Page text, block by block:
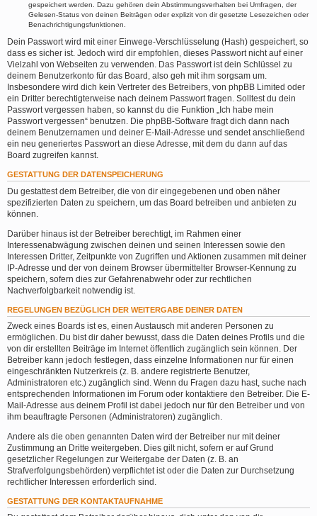
gespeichert werden. Dazu gehören dein Abstimmungsverhalten bei Umfragen, der
Gelesen-Status von deinen Beiträgen oder explizit von dir gesetzte Lesezeichen oder
Benachrichtigungsfunktionen.
Dein Passwort wird mit einer Einwege-Verschlüsselung (Hash) gespeichert, so
dass es sicher ist. Jedoch wird dir empfohlen, dieses Passwort nicht auf einer
Vielzahl von Webseiten zu verwenden. Das Passwort ist dein Schlüssel zu
deinem Benutzerkonto für das Board, also geh mit ihm sorgsam um.
Insbesondere wird dich kein Vertreter des Betreibers, von phpBB Limited oder
ein Dritter berechtigterweise nach deinem Passwort fragen. Solltest du dein
Passwort vergessen haben, so kannst du die Funktion „Ich habe mein
Passwort vergessen“ benutzen. Die phpBB-Software fragt dich dann nach
deinem Benutzernamen und deiner E-Mail-Adresse und sendet anschließend
ein neu generiertes Passwort an diese Adresse, mit dem du dann auf das
Board zugreifen kannst.
GESTATTUNG DER DATENSPEICHERUNG
Du gestattest dem Betreiber, die von dir eingegebenen und oben näher
spezifizierten Daten zu speichern, um das Board betreiben und anbieten zu
können.
Darüber hinaus ist der Betreiber berechtigt, im Rahmen einer
Interessenabwägung zwischen deinen und seinen Interessen sowie den
Interessen Dritter, Zeitpunkte von Zugriffen und Aktionen zusammen mit deiner
IP-Adresse und der von deinem Browser übermittelter Browser-Kennung zu
speichern, sofern dies zur Gefahrenabwehr oder zur rechtlichen
Nachverfolgbarkeit notwendig ist.
REGELUNGEN BEZÜGLICH DER WEITERGABE DEINER DATEN
Zweck eines Boards ist es, einen Austausch mit anderen Personen zu
ermöglichen. Du bist dir daher bewusst, dass die Daten deines Profils und die
von dir erstellten Beiträge im Internet öffentlich zugänglich sein können. Der
Betreiber kann jedoch festlegen, dass einzelne Informationen nur für einen
eingeschränkten Nutzerkreis (z. B. andere registrierte Benutzer,
Administratoren etc.) zugänglich sind. Wenn du Fragen dazu hast, suche nach
entsprechenden Informationen im Forum oder kontaktiere den Betreiber. Die E-
Mail-Adresse aus deinem Profil ist dabei jedoch nur für den Betreiber und von
ihm beauftragte Personen (Administratoren) zugänglich.
Andere als die oben genannten Daten wird der Betreiber nur mit deiner
Zustimmung an Dritte weitergeben. Dies gilt nicht, sofern er auf Grund
gesetzlicher Regelungen zur Weitergabe der Daten (z. B. an
Strafverfolgungsbehörden) verpflichtet ist oder die Daten zur Durchsetzung
rechtlicher Interessen erforderlich sind.
GESTATTUNG DER KONTAKTAUFNAHME